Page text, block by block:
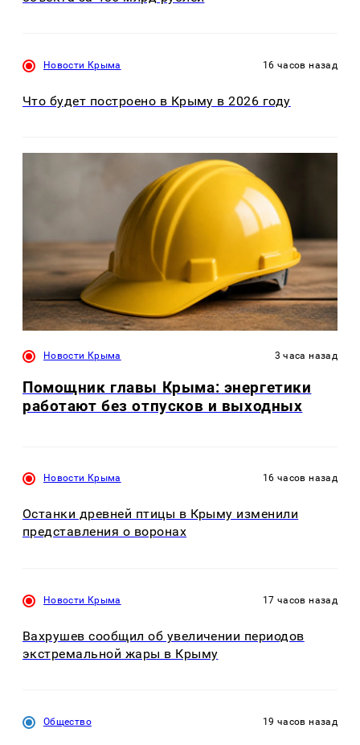
Новости Крыма 16 часов назад
Что будет построено в Крыму в 2026 году
Новости Крыма 3 часа назад
Помощник главы Крыма: энергетики
работают без отпусков и выходных
Новости Крыма 16 часов назад
Останки древней птицы в Крыму изменили
представления о воронах
Новости Крыма 17 часов назад
Вахрушев сообщил об увеличении периодов
экстремальной жары в Крыму
Общество 19 часов назад